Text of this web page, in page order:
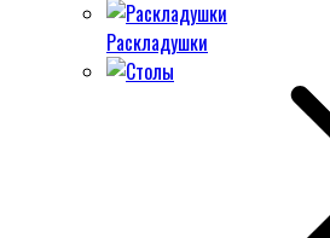
Раскладушки